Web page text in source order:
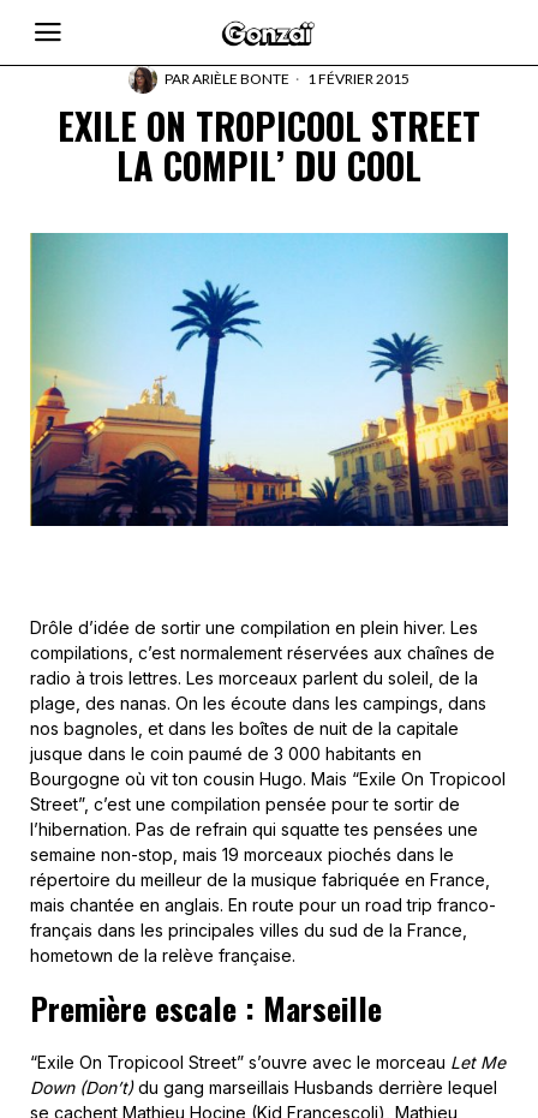
PARARIÈLE BONTE 1 FÉVRIER 2015
EXILE ON TROPICOOL STREET
LA COMPIL’ DU COOL
Drôle d’idée de sortir une compilation en plein hiver. Les
compilations, c’est normalement réservées aux chaînes de
radio à trois lettres. Les morceaux parlent du soleil, de la
plage, des nanas. On les écoute dans les campings, dans
nos bagnoles, et dans les boîtes de nuit de la capitale
jusque dans le coin paumé de 3 000 habitants en
Bourgogne où vit ton cousin Hugo. Mais “Exile On Tropicool
Street”, c’est une compilation pensée pour te sortir de
l’hibernation. Pas de refrain qui squatte tes pensées une
semaine non-stop, mais 19 morceaux piochés dans le
répertoire du meilleur de la musique fabriquée en France,
mais chantée en anglais. En route pour un road trip franco-
français dans les principales villes du sud de la France,
hometown de la relève française.
Première escale : Marseille
“Exile On Tropicool Street” s’ouvre avec le morceau Let Me
Down (Don’t)du gang marseillais Husbands derrière lequel
se cachent Mathieu Hocine (Kid Francescoli), Mathieu